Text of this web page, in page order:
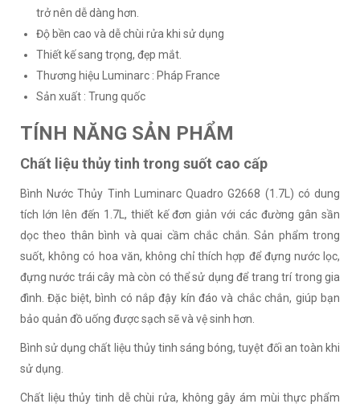
trở nên dễ dàng hơn.
Độ bền cao và dễ chùi rửa khi sử dụng
Thiết kế sang trọng, đẹp mắt.
Thương hiệu Luminarc : Pháp France
Sản xuất : Trung quốc
TÍNH NĂNG SẢN PHẨM
Chất liệu thủy tinh trong suốt cao cấp
Bình Nước Thủy Tinh Luminarc Quadro G2668 (1.7L) có dung
tích lớn lên đến 1.7L, thiết kế đơn giản với các đường gân sần
dọc theo thân bình và quai cầm chắc chắn. Sản phẩm trong
suốt, không có hoa văn, không chỉ thích hợp để đựng nước lọc,
đựng nước trái cây mà còn có thể sử dụng để trang trí trong gia
đình. Đặc biệt, bình có nắp đậy kín đáo và chắc chắn, giúp bạn
bảo quản đồ uống được sạch sẽ và vệ sinh hơn.
Bình sử dụng chất liệu thủy tinh sáng bóng, tuyệt đối an toàn khi
sử dụng.
Chất liệu thủy tinh dễ chùi rửa, không gây ám mùi thực phẩm